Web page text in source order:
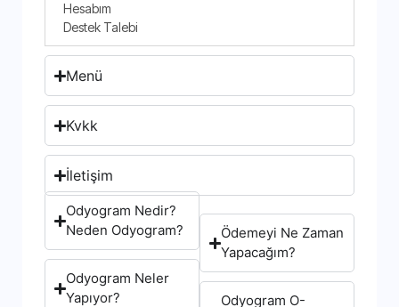
Hesabım
Destek Talebi
Menü
Kvkk
İletişim
Odyogram Nedir?
Neden Odyogram?
Odyogram Neler
Yapıyor?
Ödemeyi Ne Zaman
Yapacağım?
Odyogram O-